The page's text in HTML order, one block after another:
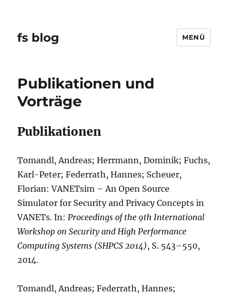
fs blog MENÜ
Publikationen und
Vorträge
Publikationen
Tomandl, Andreas; Herrmann, Dominik; Fuchs,
Karl-Peter; Federrath, Hannes; Scheuer,
Florian: VANETsim – An Open Source
Simulator for Security and Privacy Concepts in
VANETs. In:Proceedings of the 9th International
Workshop on Security and High Performance
Computing Systems (SHPCS 2014), S. 543–550,
2014.
Tomandl, Andreas; Federrath, Hannes;